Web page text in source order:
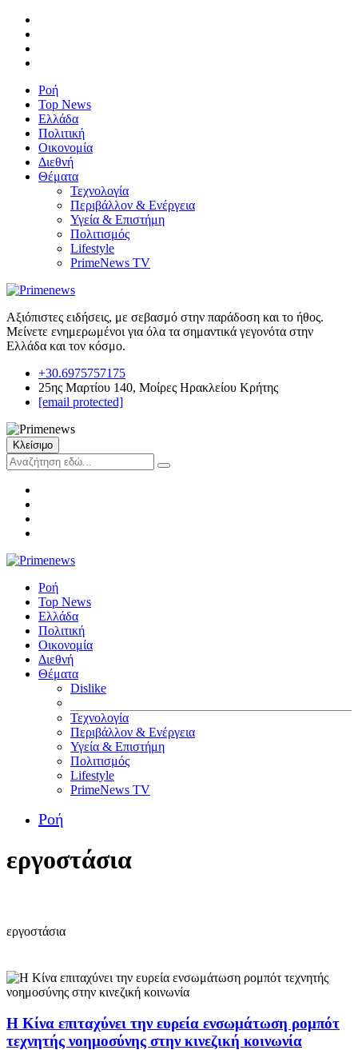
Ροή
Top News
Ελλάδα
Πολιτική
Οικονομία
Διεθνή
Θέματα
Τεχνολογία
Περιβάλλον & Ενέργεια
Υγεία & Επιστήμη
Πολιτισμός
Lifestyle
PrimeNews TV
Αξιόπιστες ειδήσεις, με σεβασμό στην παράδοση και το ήθος.
Μείνετε ενημερωμένοι για όλα τα σημαντικά γεγονότα στην
Ελλάδα και τον κόσμο.
+30.6975757175
25ης Μαρτίου 140, Μοίρες Ηρακλείου Κρήτης
[email protected]
Κλείσιμο
Ροή
Top News
Ελλάδα
Πολιτική
Οικονομία
Διεθνή
Θέματα
Dislike
Τεχνολογία
Περιβάλλον & Ενέργεια
Υγεία & Επιστήμη
Πολιτισμός
Lifestyle
PrimeNews TV
Ροή
εργοστάσια
εργοστάσια
Η Κίνα επιταχύνει την ευρεία ενσωμάτωση ρομπότ
τεχνητής νοημοσύνης στην κινεζική κοινωνία